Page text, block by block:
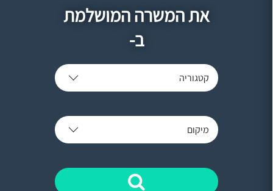
את המשרה המושלמת
ב-
קטגוריה
מיקום